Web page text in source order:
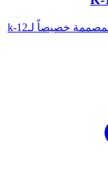
اكتشف كل وحدة من وحدات OpenEduCat المصممة خصيصاً لـk-12